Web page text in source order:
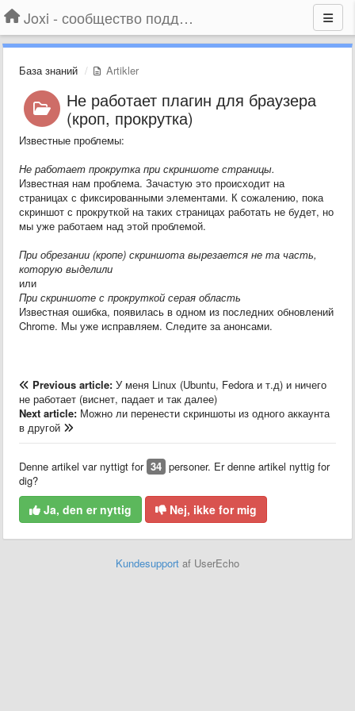
Joxi - сообщество поддержки
База знаний Artikler
Не работает плагин для браузера
(кроп, прокрутка)
Известные проблемы:
Не работает прокрутка при скриншоте страницы.
Известная нам проблема. Зачастую это происходит на
страницах с фиксированными элементами. К сожалению, пока
скриншот с прокруткой на таких страницах работать не будет, но
мы уже работаем над этой проблемой.
При обрезании (кропе) скриншота вырезается не та часть,
которую выделили
или
При скриншоте с прокруткой серая область
Известная ошибка, появилась в одном из последних обновлений
Chrome. Мы уже исправляем. Следите за анонсами.
Previous article: У меня Linux (Ubuntu, Fedora и т.д) и ничего
не работает (виснет, падает и так далее)
Next article: Можно ли перенести скриншоты из одного аккаунта
в другой
Denne artikel var nyttigt for 34 personer. Er denne artikel nyttig for
dig?
Ja, den er nyttig Nej, ikke for mig
Kundesupport af UserEcho